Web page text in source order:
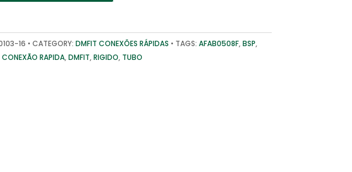
16 CATEGORY: DMFIT CONEXÕES RÁPIDAS TAGS: AFAB0508F,BSP,
CONEXÃO RAPIDA,DMFIT,RIGIDO, TUBO